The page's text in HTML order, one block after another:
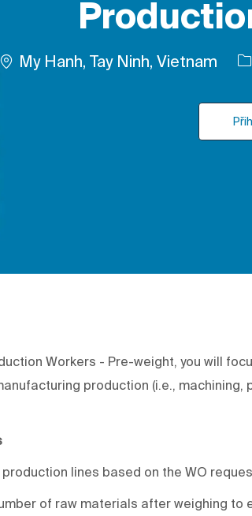
Umístění
My Hanh, Tay Ninh, Vietnam
Workers - Pre-weight, you will
production (i.e., machining,
lines based on the WO
of raw materials after weighing to